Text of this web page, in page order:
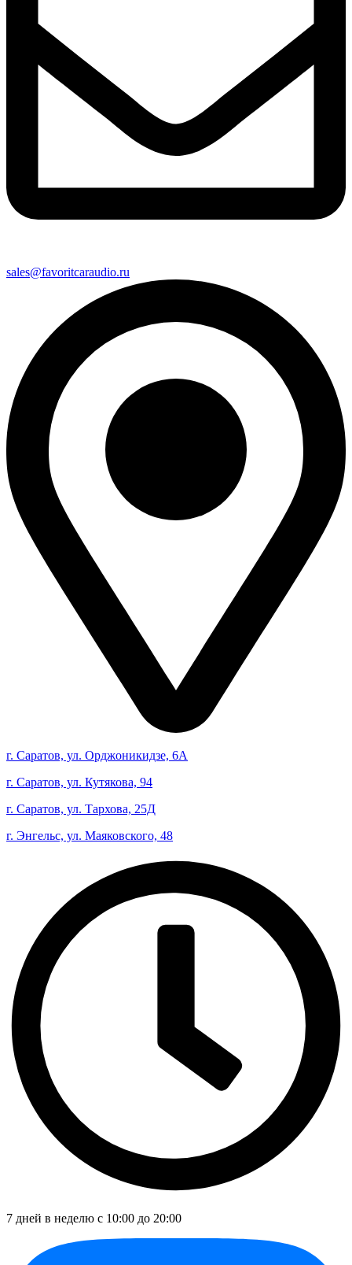
sales@favoritcaraudio.ru
г. Саратов, ул. Орджоникидзе, 6А
г. Саратов, ул. Кутякова, 94
г. Саратов, ул. Тархова, 25Д
г. Энгельс, ул. Маяковского, 48
7 дней в неделю с 10:00 до 20:00